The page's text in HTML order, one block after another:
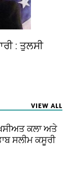
: ਤੁਲਸੀ
VIEW ALL
ਕਲਾ ਅਤੇ
ਸਲੀਮ ਕਸੂਰੀ